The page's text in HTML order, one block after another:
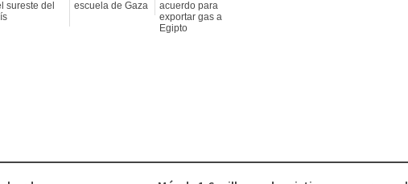
sureste del
escuela de Gaza
acuerdo para
exportar gas a
Egipto